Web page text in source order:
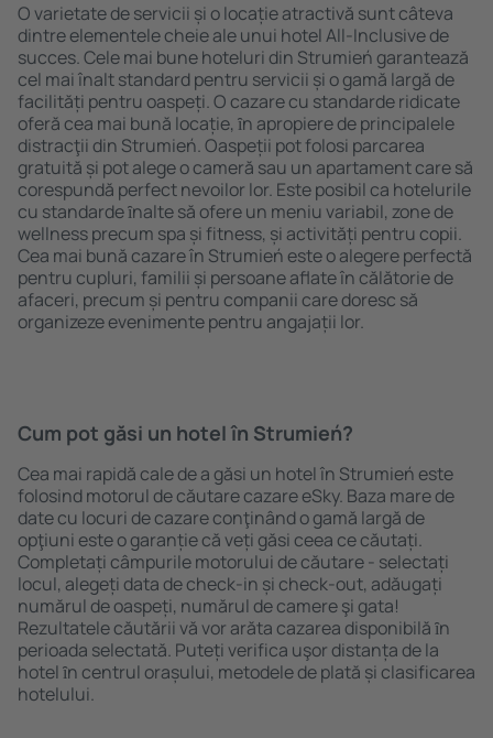
O varietate de servicii și o locație atractivă sunt câteva
dintre elementele cheie ale unui hotel All-Inclusive de
succes. Cele mai bune hoteluri din Strumień garantează
cel mai înalt standard pentru servicii și o gamă largă de
facilități pentru oaspeți. O cazare cu standarde ridicate
oferă cea mai bună locație, ȋn apropiere de principalele
distracţii din Strumień. Oaspeții pot folosi parcarea
gratuită și pot alege o cameră sau un apartament care să
corespundă perfect nevoilor lor. Este posibil ca hotelurile
cu standarde ȋnalte să ofere un meniu variabil, zone de
wellness precum spa și fitness, și activități pentru copii.
Cea mai bună cazare în Strumień este o alegere perfectă
pentru cupluri, familii și persoane aflate în călătorie de
afaceri, precum și pentru companii care doresc să
organizeze evenimente pentru angajații lor.
Cum pot găsi un hotel în Strumień?
Cea mai rapidă cale de a găsi un hotel în Strumień este
folosind motorul de căutare cazare eSky. Baza mare de
date cu locuri de cazare conţinând o gamă largă de
opţiuni este o garanție că veți găsi ceea ce căutați.
Completați câmpurile motorului de căutare - selectați
locul, alegeți data de check-in și check-out, adăugați
numărul de oaspeți, numărul de camere şi gata!
Rezultatele căutării vă vor arăta cazarea disponibilă ȋn
perioada selectată. Puteți verifica uşor distanța de la
hotel ȋn centrul orașului, metodele de plată și clasificarea
hotelului.